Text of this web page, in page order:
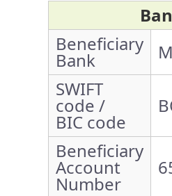
Beneficiary
Bank
SWIFT
code /
BIC code
Beneficiary
Account
Number